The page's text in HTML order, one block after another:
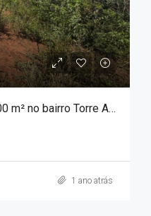
VENDA – Terreno de 295,00 m² no bairro Torre Alta!!!
1 ano atrás